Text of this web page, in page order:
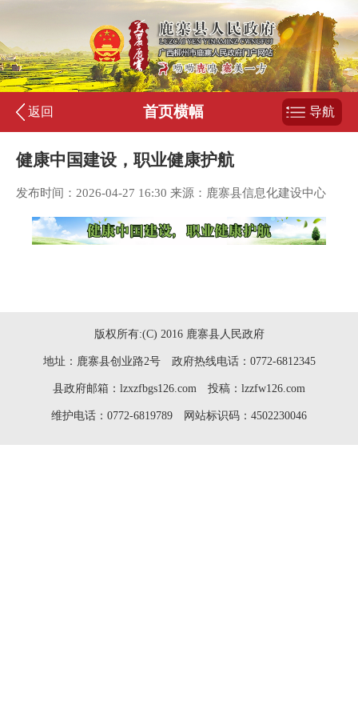
返回 首页横幅 导航
健康中国建设，职业健康护航
发布时间：2026-04-27 16:30 来源：鹿寨县信息化建设中心
版权所有:(C) 2016 鹿寨县人民政府
地址：鹿寨县创业路2号 政府热线电话：0772-6812345
县政府邮箱：lzxzfbgs126.com 投稿：lzzfw126.com
维护电话：0772-6819789 网站标识码：4502230046